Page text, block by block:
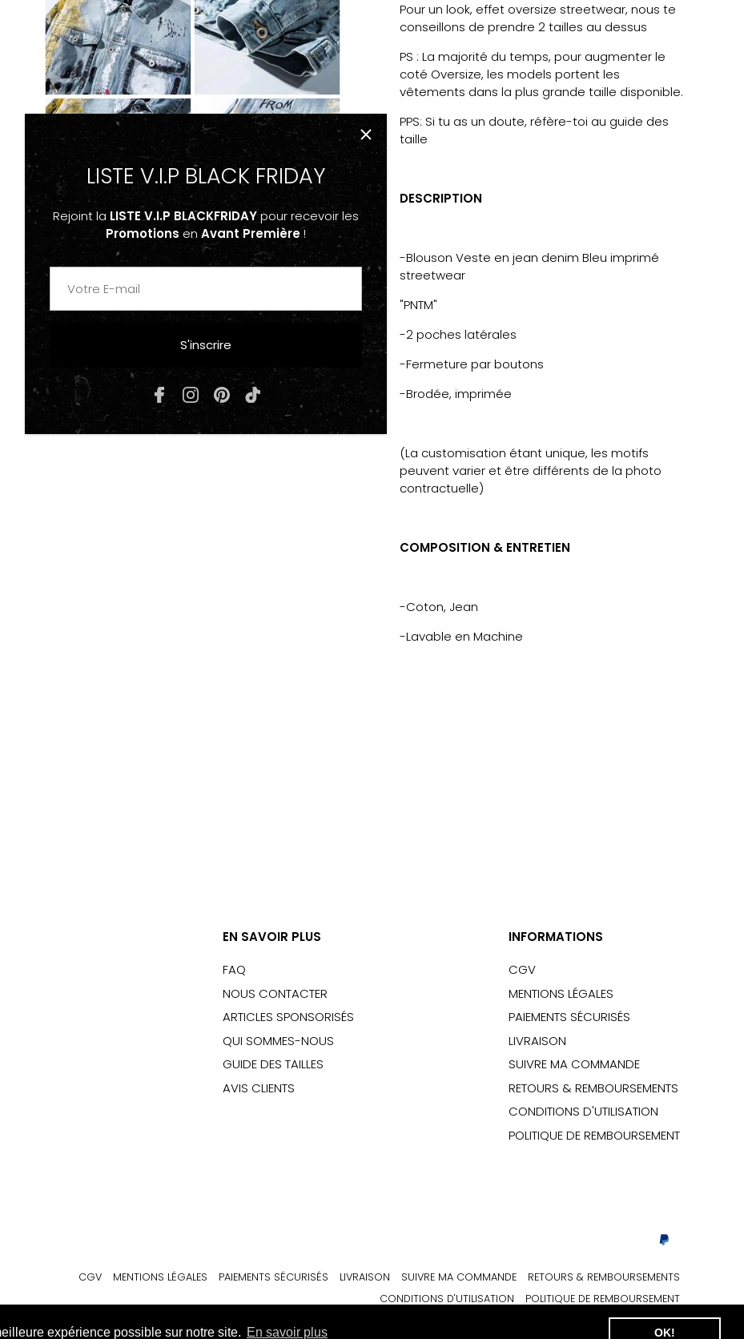
expérience possible sur notre site. En savoir plus OK!
Pour un look, effet oversize streetwear, nous te
conseillons de prendre 2 tailles au dessus
PS : La majorité du temps, pour augmenter le
coté Oversize, les models portent les
vêtements dans la plus grande taille disponible.
PPS: Si tu as un doute, réfère-toi au guide des
taille
DESCRIPTION
-Blouson Veste en jean denim Bleu imprimé
streetwear
"PNTM"
-2 poches latérales
-Fermeture par boutons
-Brodée, imprimée
(La customisation étant unique, les motifs
peuvent varier et être différents de la photo
contractuelle)
COMPOSITION & ENTRETIEN
-Coton, Jean
-Lavable en Machine
LISTE V.I.P BLACK FRIDAY
Rejoint la LISTE V.I.P BLACKFRIDAYpour recevoir les
Promotions en Avant Première!
S'inscrire
EN SAVOIR PLUS
FAQ
NOUS CONTACTER
ARTICLES SPONSORISÉS
QUI SOMMES-NOUS
GUIDE DES TAILLES
AVIS CLIENTS
INFORMATIONS
CGV
MENTIONS LÉGALES
PAIEMENTS SÉCURISÉS
LIVRAISON
SUIVRE MA COMMANDE
RETOURS & REMBOURSEMENTS
CONDITIONS D'UTILISATION
POLITIQUE DE REMBOURSEMENT
CGV MENTIONS LÉGALES PAIEMENTS SÉCURISÉS LIVRAISON SUIVRE MA COMMANDE
RETOURS & REMBOURSEMENTS
CONDITIONS D'UTILISATION
POLITIQUE DE REMBOURSEMENT